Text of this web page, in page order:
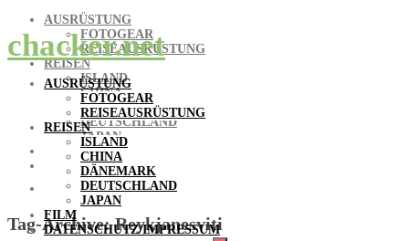
chacker.net
AUSRÜSTUNG
FOTOGEAR
REISEAUSRÜSTUNG
REISEN
ISLAND
CHINA
DÄNEMARK
DEUTSCHLAND
JAPAN
FILM
DATENSCHUTZ/IMPRESSUM
AUSRÜSTUNG
FOTOGEAR
REISEAUSRÜSTUNG
REISEN
ISLAND
CHINA
DÄNEMARK
DEUTSCHLAND
JAPAN
FILM
DATENSCHUTZ/IMPRESSUM
Tag-Archive:Reykjanesviti